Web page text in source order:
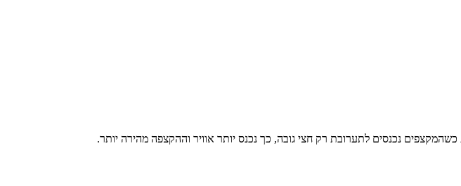
נכנסים לתערובת רק חצי גובה, כך נכנס יותר אוויר וההקצפה מהירה יותר.